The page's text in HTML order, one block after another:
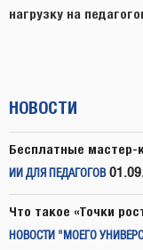
нагрузку на
НОВОСТИ
Бесплатные мастер-
ИИ ДЛЯ ПЕДАГОГОВ
Что такое «Точки
НОВОСТИ "МОЕГО